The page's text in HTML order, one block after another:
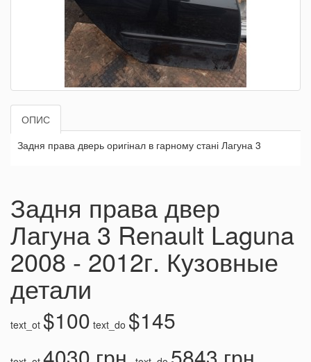
ОПИС
Задня права дверь оригінал в гарному стані Лагуна 3
Задня права двер
Лагуна 3 Renault Laguna
2008 - 2012г. Кузовные
детали
text_ot $100 text_do $145